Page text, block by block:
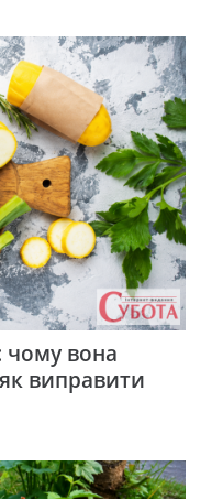
чому вона
виправити